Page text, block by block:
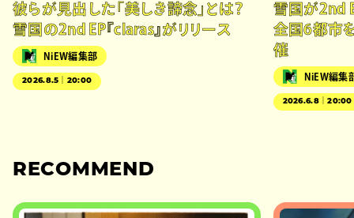
彼らが見出した「美しき諦念」とは？
雪国の2nd EP『claras』がリリース
NiEW編集部
2026.8.5｜20:00
雪国が2nd
全国6都市
催
NiEW編集
2026.6.8｜20:00
RECOMMEND